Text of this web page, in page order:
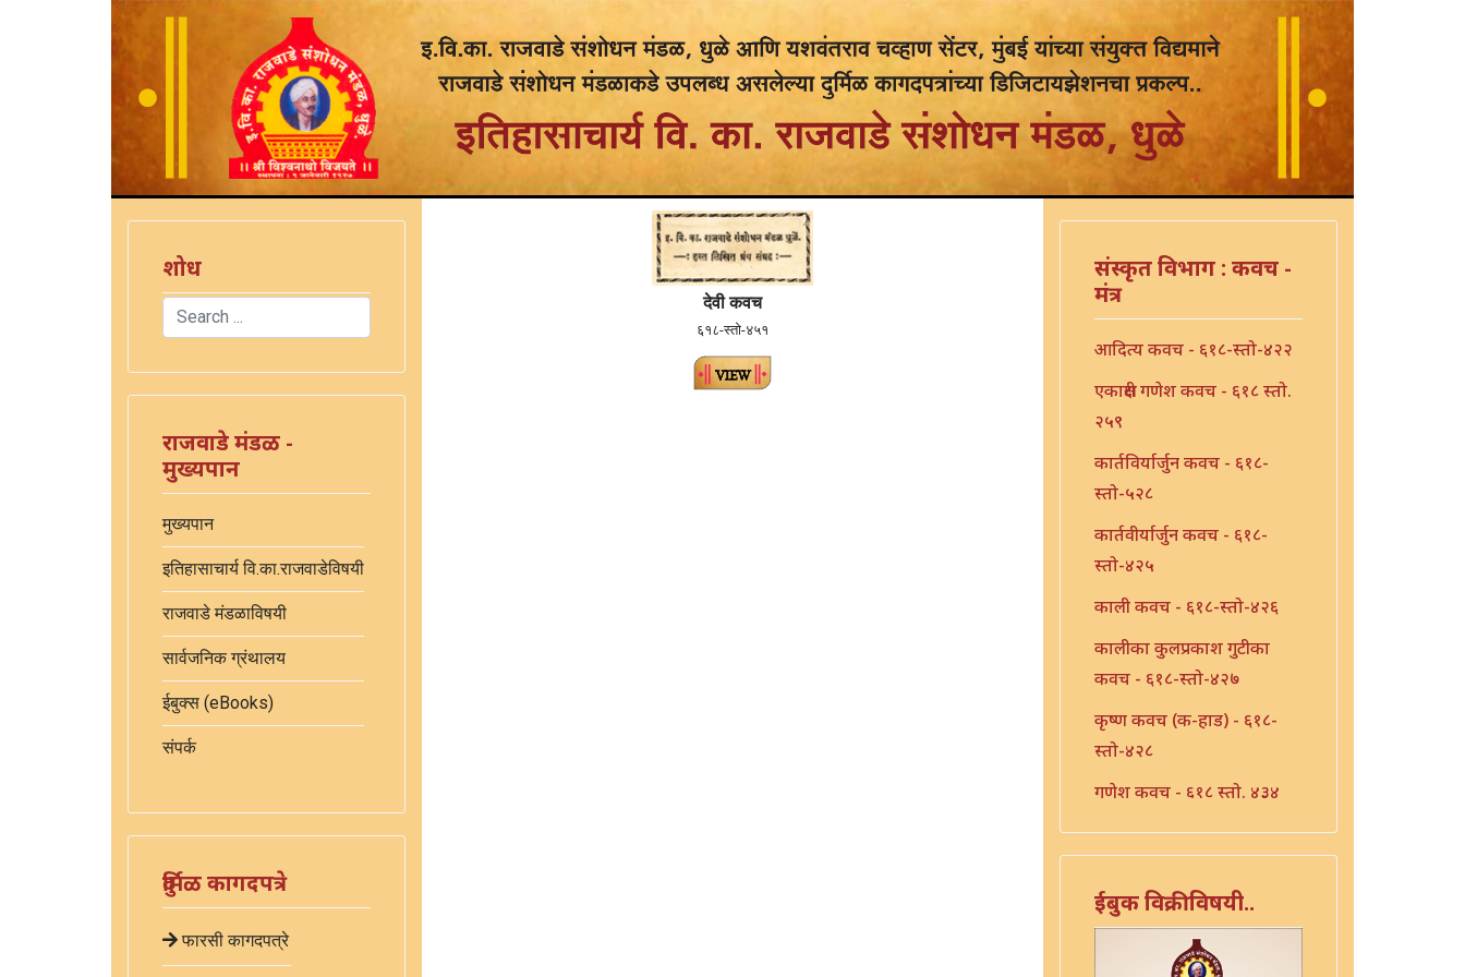
शोध
Search
राजवाडे मंडळ -
मुख्यपान
मुख्यपान
इतिहासाचार्य वि.का.राजवाडेविषयी
राजवाडे मंडळाविषयी
सार्वजनिक ग्रंथालय
ईबुक्स (eBooks)
संपर्क
दुर्मिळ कागदपत्रे
फारसी कागदपत्रे
देवी कवच
६१८-स्तो-४५१
संस्कृत विभाग : कवच -
मंत्र
आदित्य कवच - ६१८-स्तो-४२२
एकाक्षरी गणेश कवच - ६१८ स्तो.
२५९
कार्तविर्यार्जुन कवच - ६१८-
स्तो-५२८
कार्तवीर्यार्जुन कवच - ६१८-
स्तो-४२५
काली कवच - ६१८-स्तो-४२६
कालीका कुलप्रकाश गुटीका
कवच - ६१८-स्तो-४२७
कृष्ण कवच (क-हाड) - ६१८-
स्तो-४२८
गणेश कवच - ६१८ स्तो. ४३४
गणेश सहस्त्रनाम - ६१८ स्तो.
२९९
गायत्री कवच - ६१८-स्तो-४३९
गायत्री कवच - ६१८-स्तो-४४०
ईबुक विक्रीविषयी..